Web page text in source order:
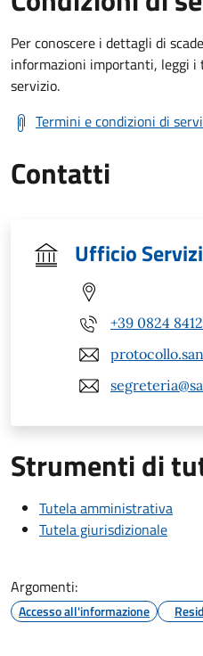
Per conoscere i dettagli di
informazioni importanti, leggi i
servizio.
Termini e condizioni di
Contatti
Ufficio
+39 0824
Strumenti di
Tutela amministrativa
Tutela giurisdizionale
Argomenti:
Accesso all'informazione